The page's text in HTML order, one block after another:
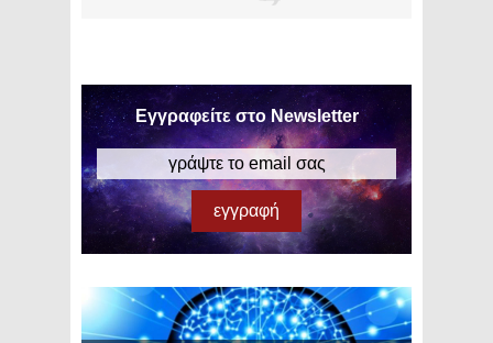
Εγγραφείτε στο Newsletter